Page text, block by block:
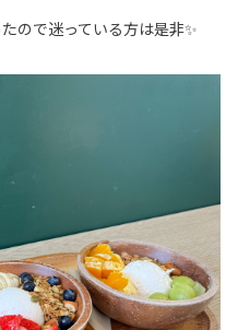
ので迷っている方は是非✨